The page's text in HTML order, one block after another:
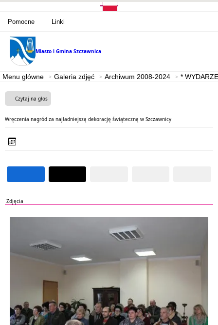
Pomocne Linki
Miasto i Gmina Szczawnica
Menu główne Galeria zdjęć Archiwum 2008-2024 *
Czytaj na głos
Wręczenia nagród za najładniejszą dekorację świąteczną w Szczawnicy
Zdjęcia